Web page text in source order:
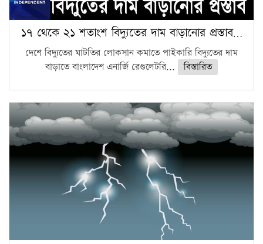
১৭ থেকে ২১ শতাংশ বিদ্যুতের দাম বাড়ানোর প্রস্তাব…
দেশে বিদ্যুতের ঘাটতির লোকসান কমাতে পাইকারি বিদ্যুতের দাম
বাড়াতে বাংলাদেশ এনার্জি রেগুলেটরি...
বিস্তারিত